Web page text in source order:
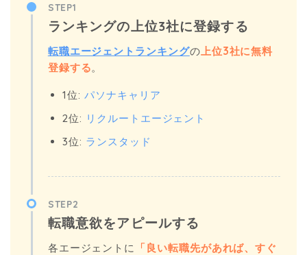
STEP1
ランキングの上位3社に登録する
転職エージェントランキングの 上位3社に無料
登録する。
1位:パソナキャリア
2位: リクルートエージェント
3位: ランスタッド
STEP2
転職意欲をアピールする
各エージェントに 「良い転職先があれば、すぐ